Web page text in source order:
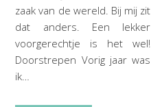
zaak van de wereld. Bij mij zit
dat anders. Een lekker
voorgerechtje is het wel!
Doorstrepen Vorig jaar was
ik…